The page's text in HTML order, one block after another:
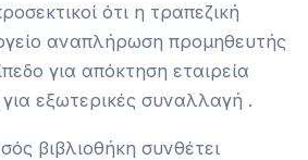
ότι η τραπεζική
αναπλήρωση προμηθευτής
για απόκτηση εταιρεία
εξωτερικές συναλλαγή .
βιβλιοθήκη συνθέτει